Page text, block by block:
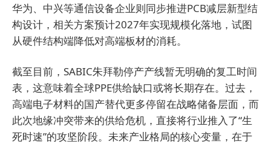
华为、中兴等通信设备企业则同步推进PCB减层新型结
构设计，相关方案预计2027年实现规模化落地，试图
从硬件结构端降低对高端板材的消耗。
截至目前，SABIC朱拜勒停产产线暂无明确的复工时间
表，这意味着全球PPE供给缺口或将长期存在。过去，
高端电子材料的国产替代更多停留在战略储备层面，而
此次地缘冲突带来的供给危机，直接将行业推入了“生
死时速”的攻坚阶段。未来产业格局的核心变量，在于